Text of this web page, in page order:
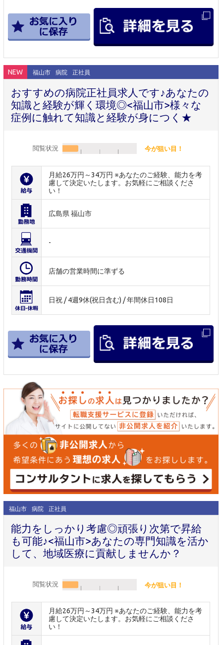
NEW 福山市 病院 正社員
おすすめの病院正社員求人です♪あなたの
知識と経験が輝く環境◎<福山市>様々な
症例に触れて知識と経験が身につく★
閲覧状況 今が狙い目！
月給26万円～34万円 ※あなたのご経験、能力を考
慮して決定いたします。お気軽にご相談くださ
い！
広島県 福山市
-
店舗の営業時間に準ずる
日祝 / 4週9休(祝日含む) / 年間休日108日
福山市 病院 正社員
能力をしっかり考慮◎頑張り次第で昇給
も可能♪<福山市>あなたの専門知識を活か
して、地域医療に貢献しませんか？
閲覧状況 今が狙い目！
月給26万円～34万円 ※あなたのご経験、能力を考
慮して決定いたします。お気軽にご相談くださ
い！